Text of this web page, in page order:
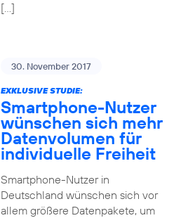
[…]
30. November 2017
EXKLUSIVE STUDIE:
Smartphone-Nutzer
wünschen sich mehr
Datenvolumen für
individuelle Freiheit
Smartphone-Nutzer in
Deutschland wünschen sich vor
allem größere Datenpakete, um